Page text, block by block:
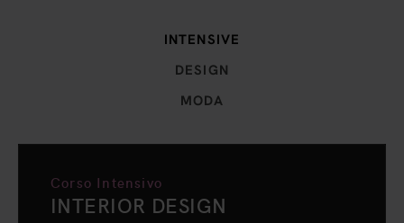
INTENSIVE
DESIGN
MODA
Corso Intensivo
INTERIOR DESIGN